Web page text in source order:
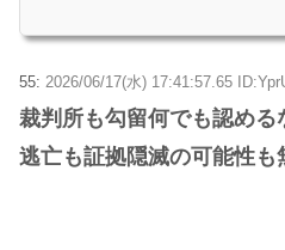
55: 2026/06/17(水) 17:41:57.65
裁判所も勾留何でも認める
逃亡も証拠隠滅の可能性も